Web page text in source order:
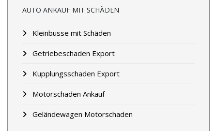
AUTO ANKAUF MIT SCHÄDEN
Kleinbusse mit Schäden
Getriebeschaden Export
Kupplungsschaden Export
Motorschaden Ankauf
Geländewagen Motorschaden